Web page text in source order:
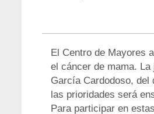
El Centro de Mayores
el cáncer de mama. La
García Cardodoso, del
las prioridades será
Para participar en